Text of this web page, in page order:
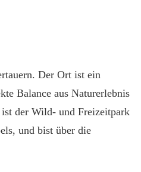
Der Ort ist ein
Balance aus Naturerlebnis
der Wild- und Freizeitpark
und bist über die